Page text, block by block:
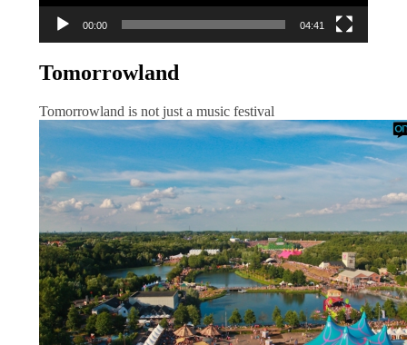
00:00 04:41
Tomorrowland
Tomorrowland is not just a music festival